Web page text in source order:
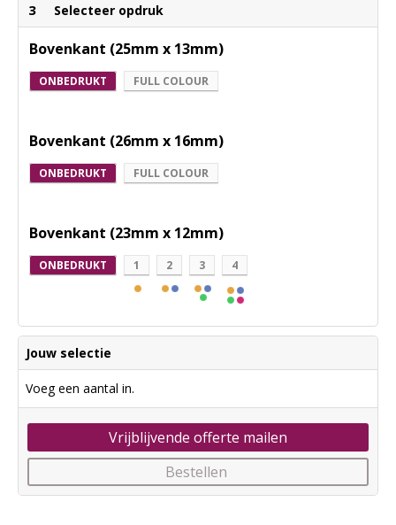
3 Selecteer opdruk
Bovenkant (25mm x 13mm)
ONBEDRUKT FULL COLOUR
Bovenkant (26mm x 16mm)
ONBEDRUKT FULL COLOUR
Bovenkant (23mm x 12mm)
ONBEDRUKT 1 2 3 4
Jouw selectie
Voeg een aantal in.
Vrijblijvende offerte mailen
Bestellen